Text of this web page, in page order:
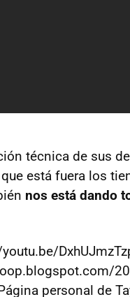
técnica de sus
está fuera los
nos está dando
personal de